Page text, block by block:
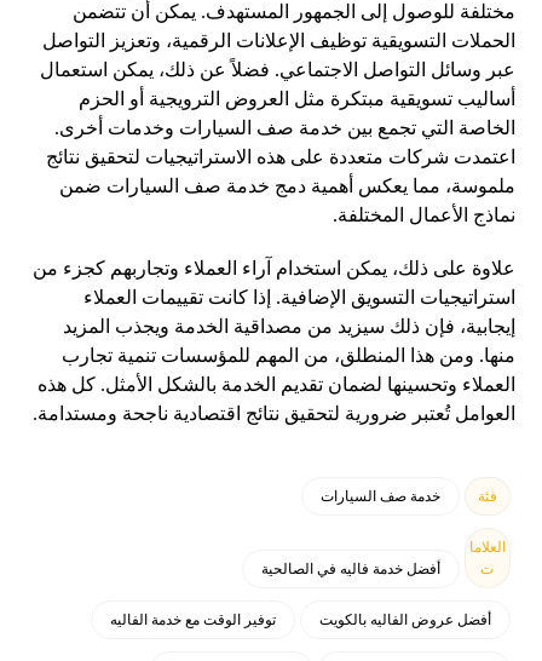
مختلفة للوصول إلى الجمهور المستهدف. يمكن أن تتضمن
الحملات التسويقية توظيف الإعلانات الرقمية، وتعزيز التواصل
عبر وسائل التواصل الاجتماعي. فضلاً عن ذلك، يمكن استعمال
أساليب تسويقية مبتكرة مثل العروض الترويجية أو الحزم
الخاصة التي تجمع بين خدمة صف السيارات وخدمات أخرى.
اعتمدت شركات متعددة على هذه الاستراتيجيات لتحقيق نتائج
ملموسة، مما يعكس أهمية دمج خدمة صف السيارات ضمن
نماذج الأعمال المختلفة.
علاوة على ذلك، يمكن استخدام آراء العملاء وتجاربهم كجزء من
استراتيجيات التسويق الإضافية. إذا كانت تقييمات العملاء
إيجابية، فإن ذلك سيزيد من مصداقية الخدمة ويجذب المزيد
منها. ومن هذا المنطلق، من المهم للمؤسسات تنمية تجارب
العملاء وتحسينها لضمان تقديم الخدمة بالشكل الأمثل. كل هذه
العوامل تُعتبر ضرورية لتحقيق نتائج اقتصادية ناجحة ومستدامة.
فئة خدمة صف السيارات
العلاما
ت
أفضل خدمة فاليه في الصالحية
أفضل عروض الفاليه بالكويت توفير الوقت مع خدمة الفاليه